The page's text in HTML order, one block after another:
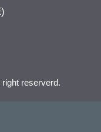
reserverd.